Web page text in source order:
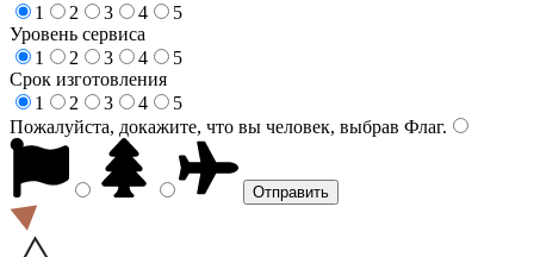
1
2 3 4
5
Уровень сервиса
1
2 3 4
5
Срок изготовления
1
2 3 4
5
Пожалуйста, докажите, что вы человек, выбрав Флаг.